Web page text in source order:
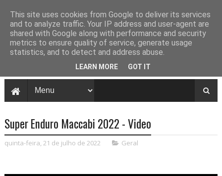
Super Enduro Maccabi 2022 - Video
quinta-feira, 21 de julho de 2022 Geral
This site uses cookies from Google to deliver its services
and to analyze traffic. Your IP address and user-agent are
shared with Google along with performance and security
metrics to ensure quality of service, generate usage
statistics, and to detect and address abuse.
LEARN MORE GOT IT